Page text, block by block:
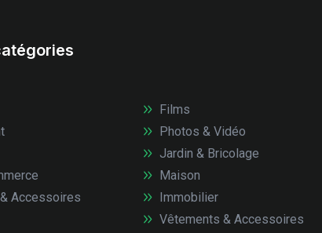
Accessoires
Films
Photos & Vidéo
Jardin & Bricolage
Maison
Immobilier
Vêtements & Accessoires